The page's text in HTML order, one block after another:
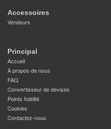
Accessoires
Vendeurs
Principal
Accueil
À propos de nous
FAQ
Convertisseur de devises
Points fidélité
Cookies
Contactez-nous